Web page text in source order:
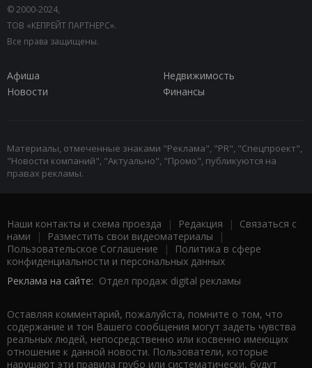
© 2000-2024,
ТОВ «КЕПРЕЙТ ПАРТНЕРС».
Все права защищены.
Афиша
Недвижимость
Новости
Финансы
Материалы, отмеченные знаками "Реклама", "PR", "Спецпроект",
"Новости компаний", "Актуально", "Промо", публикуются на
правах рекламы.
Наши контакты и схема проезда | Редакция | Связаться с
нами | Разместить свои видеоматериалы |
Пользовательское Соглашение |
Политика в сфере
конфиденциальности и персональных данных
Реклама на сайте: Отдел продаж digital рекламы
Оставляя комментарий, пожалуйста, помните о том, что
содержание и тон Вашего сообщения могут задеть чувства
реальных людей, непосредственно или косвенно имеющих
отношение к данной новости. Пользователи, которые
нарушают эти правила грубо или систематически, будут